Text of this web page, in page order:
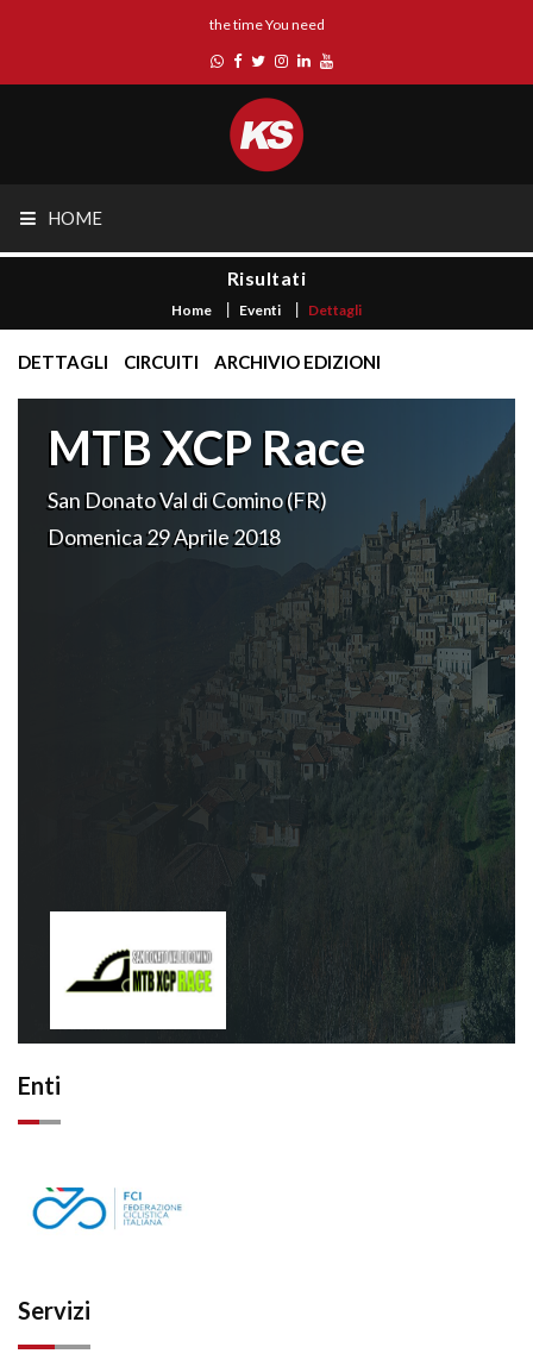
the time You need
HOME
Risultati
Home Eventi Dettagli
DETTAGLI CIRCUITI ARCHIVIO EDIZIONI
MTB XCP Race
San Donato Val di Comino (FR)
Domenica 29 Aprile 2018
Enti
Servizi